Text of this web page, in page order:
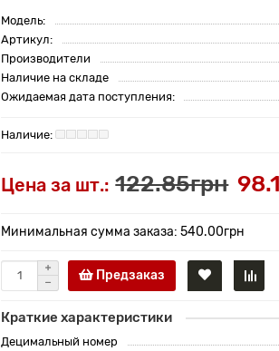
Модель:
Артикул:
Производители
Наличие на складе
Ожидаемая дата поступления:
Цена за шт.: 122.85грн
Минимальная сумма заказа: 540.00грн
Предзаказ
Краткие характеристики
Децимальный номер